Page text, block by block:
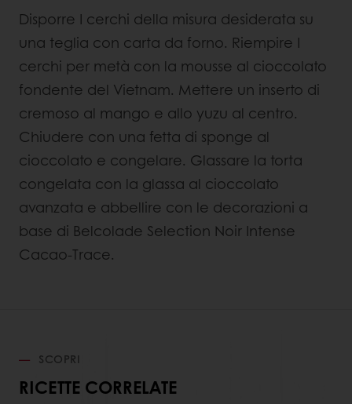
Disporre I cerchi della misura desiderata su
una teglia con carta da forno. Riempire I
cerchi per metà con la mousse al cioccolato
fondente del Vietnam. Mettere un inserto di
cremoso al mango e allo yuzu al centro.
Chiudere con una fetta di sponge al
cioccolato e congelare. Glassare la torta
congelata con la glassa al cioccolato
avanzata e abbellire con le decorazioni a
base di Belcolade Selection Noir Intense
Cacao-Trace.
SCOPRI
RICETTE CORRELATE